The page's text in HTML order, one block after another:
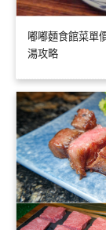
嘟嘟麵食館菜單
湯攻略